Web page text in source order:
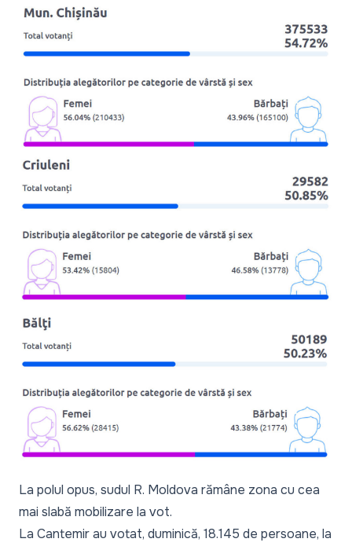
La polul opus, sudul R. Moldova rămâne zona cu cea
mai slabă mobilizare la vot.
La Cantemir au votat, duminică, 18.145 de persoane, la